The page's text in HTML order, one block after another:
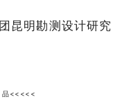
昆明勘测设计研究
品<<<<<